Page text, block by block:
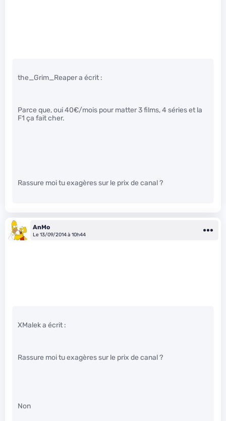
the_Grim_Reaper a écrit :
Parce que, oui 40€/mois pour matter 3 films, 4 séries et la
F1 ça fait cher.
Rassure moi tu exagères sur le prix de canal ?
AnMo
Le 13/09/2014 à 10h44
XMalek a écrit :
Rassure moi tu exagères sur le prix de canal ?
Non